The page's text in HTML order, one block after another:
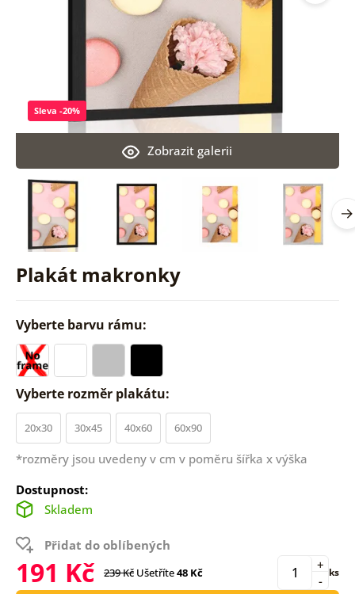
Plakát makronky
Zobrazit galerii
Sleva -20%
Vyberte barvu rámu:
Vyberte rozměr plakátu:
20x30 30x45 40x60 60x90
*rozměry jsou uvedeny v cm v poměru šířka x výška
Dostupnost:
Skladem
Přidat do oblíbených
191 Kč 239 Kč Ušetříte48 Kč -
+ ks